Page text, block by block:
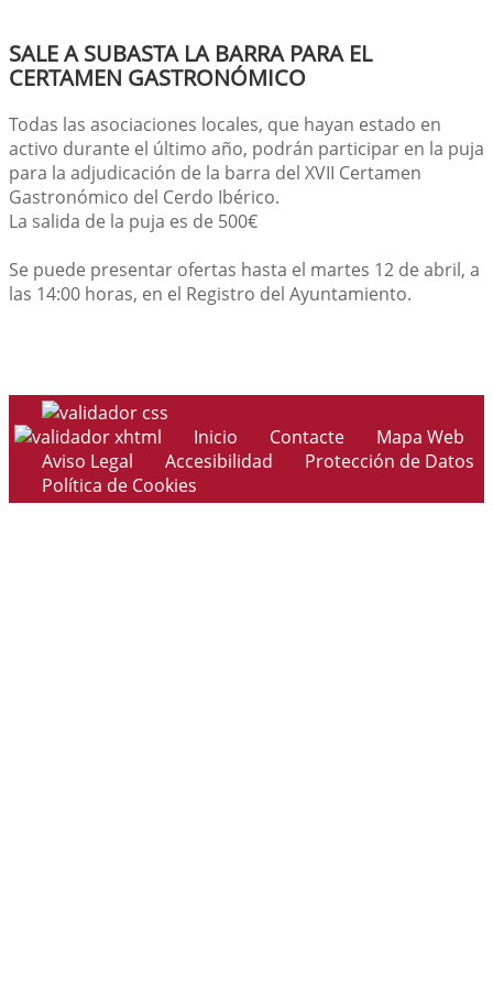
SALE A SUBASTA LA BARRA PARA EL
CERTAMEN GASTRONÓMICO
Todas las asociaciones locales, que hayan estado en
activo durante el último año, podrán participar en la puja
para la adjudicación de la barra del XVII Certamen
Gastronómico del Cerdo Ibérico.
La salida de la puja es de 500€
Se puede presentar ofertas hasta el martes 12 de abril, a
las 14:00 horas, en el Registro del Ayuntamiento.
Inicio Contacte
Mapa Web
Aviso Legal
Accesibilidad
Protección de Datos
Política de Cookies